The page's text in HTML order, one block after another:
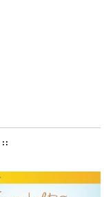
::